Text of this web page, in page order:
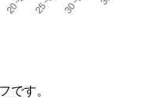
です。